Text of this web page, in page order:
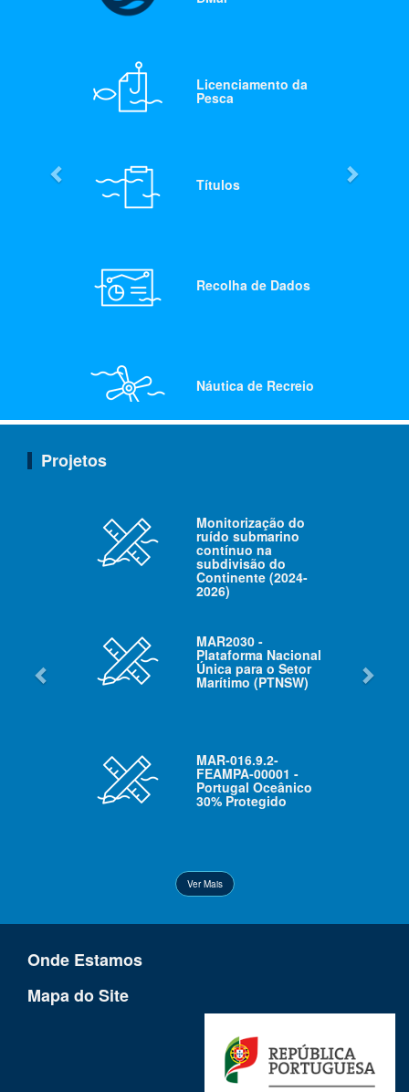
Licenciamento da
Pesca
Títulos
Recolha de Dados
Náutica de Recreio
Projetos
Monitorização do
ruído submarino
contínuo na
subdivisão do
Continente (2024-
2026)
MAR2030 -
Plataforma Nacional
Única para o Setor
Marítimo (PTNSW)
MAR-016.9.2-
FEAMPA-00001 -
Portugal Oceânico
30% Protegido
Ver Mais
Onde Estamos
Mapa do Site